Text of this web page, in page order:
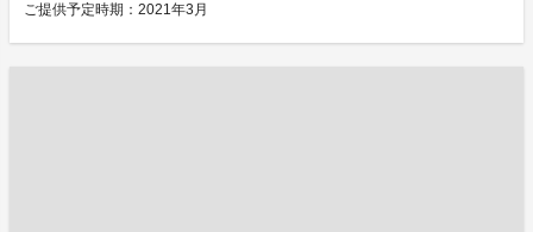
ご提供予定時期：2021年3月